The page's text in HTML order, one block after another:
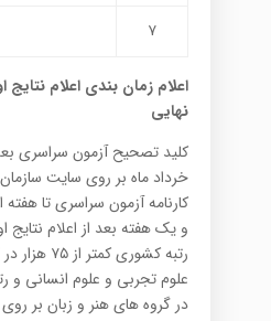
۷
اعلام زمان بندی اعلام نتایج
نهایی
خرداد ماه بر روی سایت
کارنامه آزمون سراسری تا
و یک هفته بعد از اعلام نتایج
رتبه کشوری
در گروه های هنر و زبان بر